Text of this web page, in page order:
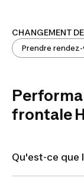
CHANGEMENT
Prendre rendez-
frontale
Qu'est-ce que